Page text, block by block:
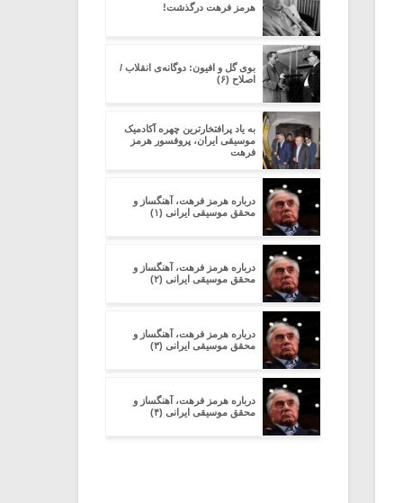
هرمز فرهت درگذشت!
بوی گل و افیون: دوگانه‌ی انقلاب /
اصلاح (۶)
به یاد پرافتخارترین چهره آکادمیک
موسیقی ایران، پروفسور هرمز
فرهت
درباره هرمز فرهت، آهنگساز و
محقق موسیقى ایرانى (۱)
درباره هرمز فرهت، آهنگساز و
محقق موسیقى ایرانى (۲)
درباره هرمز فرهت، آهنگساز و
محقق موسیقى ایرانى (۳)
درباره هرمز فرهت، آهنگساز و
محقق موسیقى ایرانى (۴)